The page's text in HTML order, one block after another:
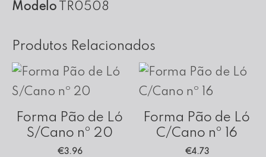
Modelo TR0508
Produtos Relacionados
Forma Pão de Ló
S/Cano nº 20
€3.96
Forma Pão de Ló
C/Cano nº 16
€4.73